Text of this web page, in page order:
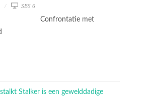
SBS 6
Confrontatie met